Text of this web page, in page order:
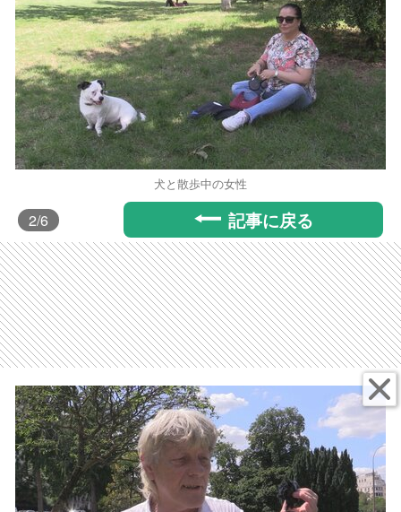
犬と散歩中の女性
2/6 記事に戻る